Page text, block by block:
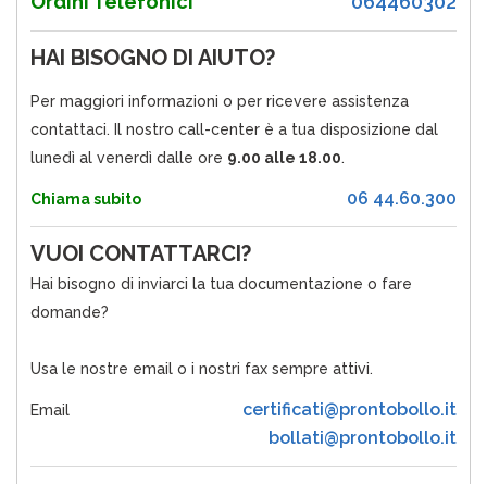
HAI BISOGNO DI AIUTO?
Per maggiori informazioni o per ricevere assistenza
contattaci. Il nostro call-center è a tua disposizione dal
lunedì al venerdì dalle ore 9.00 alle 18.00.
Chiama subito 06 44.60.300
VUOI CONTATTARCI?
Hai bisogno di inviarci la tua documentazione o fare
domande?
Usa le nostre email o i nostri fax sempre attivi.
Email
certificati@prontobollo.it
bollati@prontobollo.it